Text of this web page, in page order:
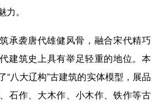
安徽
河南 湖北 湖南
广西 海南 重庆
贵州 云南 西藏
甘肃 青海 宁夏
。
袭唐代雄健风骨，融合宋代精巧
建筑史上具有举足轻重的地位。本
“八大辽构”古建筑的实体模型，展品
石作、大木作、小木作、铁作等古